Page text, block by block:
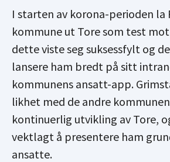
I starten av korona-perioden la
kommune ut Tore som test
dette viste seg suksessfylt og
lansere ham bredt på sitt
kommunens ansatt-app.
likhet med de andre
kontinuerlig utvikling av Tore,
vektlagt å presentere ham
ansatte.